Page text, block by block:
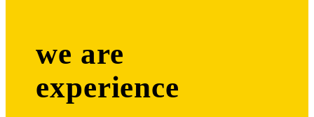
we are
experience